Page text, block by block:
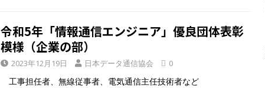
令和5年「情報通信エンジニア」優良団体表彰
模様（企業の部）
2023年12月19日 日本データ通信協会 0
工事担任者、無線従事者、電気通信主任技術者など